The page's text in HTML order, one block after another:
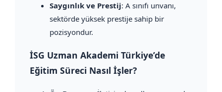
Saygınlık ve Prestij: A sınıfı unvanı,
sektörde yüksek prestije sahip bir
pozisyondur.
İSG Uzman Akademi Türkiye’de
Eğitim Süreci Nasıl İşler?